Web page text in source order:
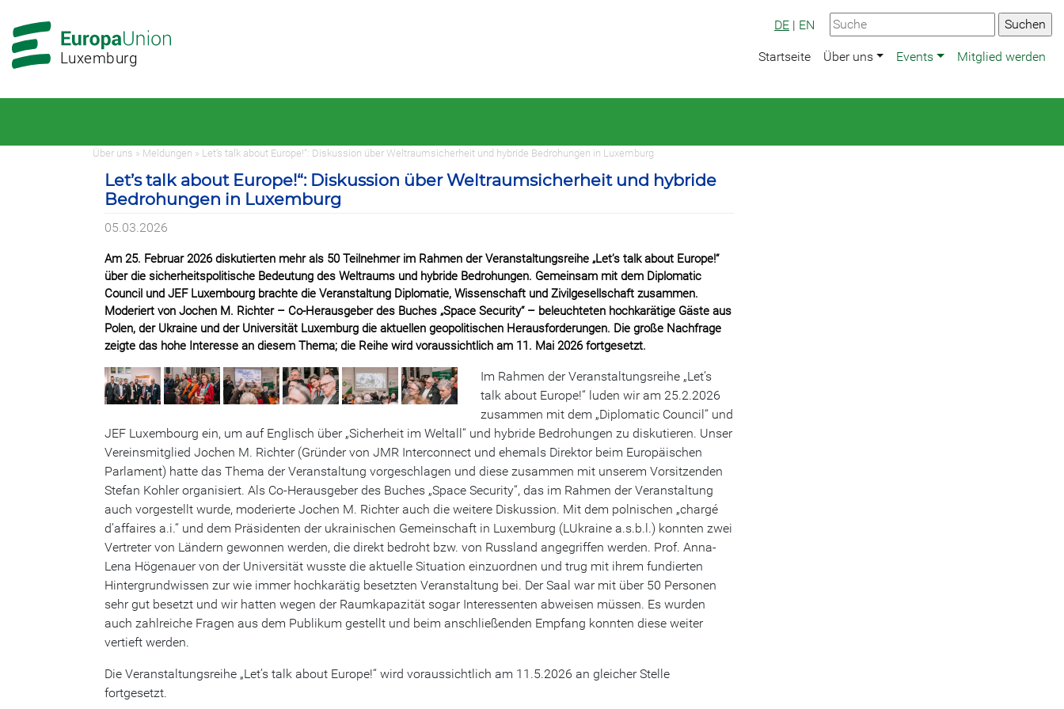
Hauptnavigation
Hauptbereich
Luxemburg Startseite Über uns Events Mitglied werden
DE | EN
Über uns » Meldungen » Let’s talk about Europe!“: Diskussion über Weltraumsicherheit und hybride Bedrohungen in Luxemburg
Let’s talk about Europe!“: Diskussion über Weltraumsicherheit und hybride
Bedrohungen in Luxemburg
05.03.2026
Am 25. Februar 2026 diskutierten mehr als 50 Teilnehmer im Rahmen der Veranstaltungsreihe „Let’s talk about Europe!“
über die sicherheitspolitische Bedeutung des Weltraums und hybride Bedrohungen. Gemeinsam mit dem Diplomatic
Council und JEF Luxembourg brachte die Veranstaltung Diplomatie, Wissenschaft und Zivilgesellschaft zusammen.
Moderiert von Jochen M. Richter – Co-Herausgeber des Buches „Space Security“ – beleuchteten hochkarätige Gäste aus
Polen, der Ukraine und der Universität Luxemburg die aktuellen geopolitischen Herausforderungen. Die große Nachfrage
zeigte das hohe Interesse an diesem Thema; die Reihe wird voraussichtlich am 11. Mai 2026 fortgesetzt.
Im Rahmen der Veranstaltungsreihe „Let’s
talk about Europe!“ luden wir am 25.2.2026
zusammen mit dem „Diplomatic Council“ und
JEF Luxembourg ein, um auf Englisch über „Sicherheit im Weltall“ und hybride Bedrohungen zu diskutieren. Unser
Vereinsmitglied Jochen M. Richter (Gründer von JMR Interconnect und ehemals Direktor beim Europäischen
Parlament) hatte das Thema der Veranstaltung vorgeschlagen und diese zusammen mit unserem Vorsitzenden
Stefan Kohler organisiert. Als Co-Herausgeber des Buches „Space Security“, das im Rahmen der Veranstaltung
auch vorgestellt wurde, moderierte Jochen M. Richter auch die weitere Diskussion. Mit dem polnischen „chargé
d’affaires a.i.“ und dem Präsidenten der ukrainischen Gemeinschaft in Luxemburg (LUkraine a.s.b.l.) konnten zwei
Vertreter von Ländern gewonnen werden, die direkt bedroht bzw. von Russland angegriffen werden. Prof. Anna-
Lena Högenauer von der Universität wusste die aktuelle Situation einzuordnen und trug mit ihrem fundierten
Hintergrundwissen zur wie immer hochkarätig besetzten Veranstaltung bei. Der Saal war mit über 50 Personen
sehr gut besetzt und wir hatten wegen der Raumkapazität sogar Interessenten abweisen müssen. Es wurden
auch zahlreiche Fragen aus dem Publikum gestellt und beim anschließenden Empfang konnten diese weiter
vertieft werden.
Die Veranstaltungsreihe „Let’s talk about Europe!“ wird voraussichtlich am 11.5.2026 an gleicher Stelle
fortgesetzt.